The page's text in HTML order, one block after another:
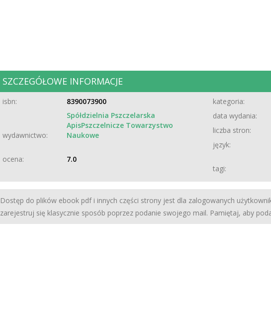
SZCZEGÓŁOWE INFORMACJE
isbn: 8390073900 kategoria:
wydawnictwo:
Spółdzielnia Pszczelarska
ApisPszczelnicze Towarzystwo
Naukowe
data wydania:
liczba stron:
język:
ocena:
7.0
tagi:
Dostęp do plików ebook pdf i innych części strony jest dla zalogowanych
zarejestruj się klasycznie sposób poprzez podanie swojego mail. Pamiętaj, aby